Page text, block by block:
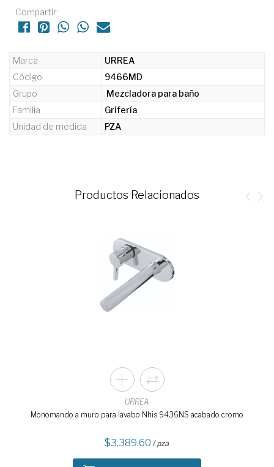
Compartir:
Marca
URREA
Código
9466MD
Grupo
Mezcladora para baño
Familia
Grifería
Unidad de medida
PZA
Productos Relacionados
URREA
Monomando a muro para lavabo Nhis 9436NS acabado cromo
3,389.60 / pza